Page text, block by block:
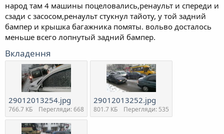
народ там 4 машины поцеловались,ренаульт и спереди и
сзади с засосом,ренаульт стукнул тайоту, у той задний
бампер и крышка багажника помяты. вольво досталось
меньше всего лопнутый задний бампер.
Вкладення
29012013254.jpg
766.7 КБ Перегляди: 668
29012013252.jpg
801.7 КБ Перегляди: 535